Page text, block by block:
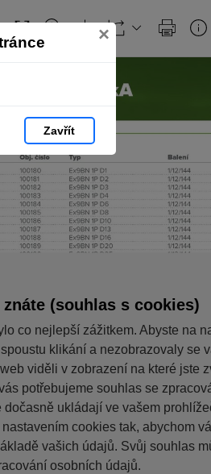
×
Zavřít
(souhlas s cookies)
co nejlepší zážitkem. Abyste na
klikání a nezobrazovaly se
viděli v zobrazení na které jste
potřebujeme souhlas se
ukládají ve vašem
cookies tak, abychom
vašich údajů. Svůj souhlas
osobních údajů.